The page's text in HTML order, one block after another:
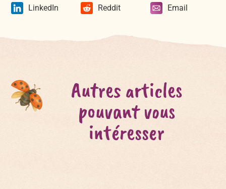
LinkedIn
Reddit Email
Autres articles
pouvant vous
intéresser